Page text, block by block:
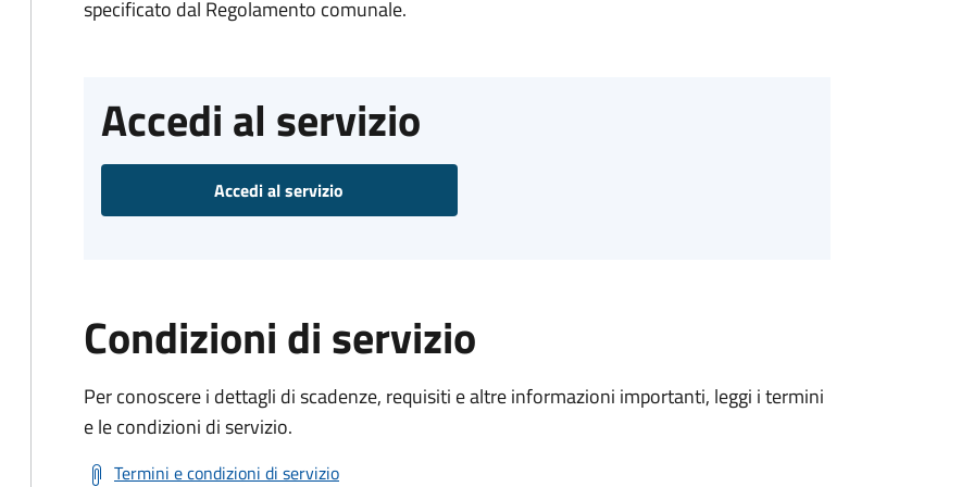
specificato dal Regolamento comunale.
Accedi al servizio
Accedi al servizio
Condizioni di servizio
Per conoscere i dettagli di scadenze, requisiti e altre informazioni importanti, leggi i termini
e le condizioni di servizio.
Termini e condizioni di servizio